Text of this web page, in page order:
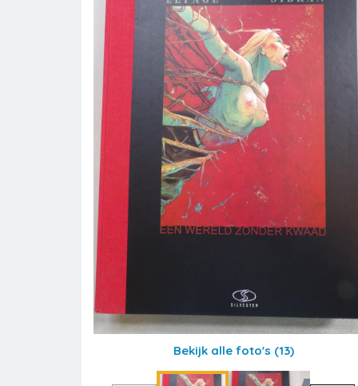
Bekijk alle foto's (13)